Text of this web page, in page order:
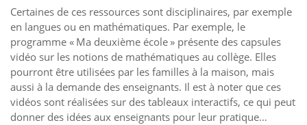
Certaines de ces ressources sont disciplinaires, par exemple
en langues ou en mathématiques. Par exemple, le
programme « Ma deuxième école » présente des capsules
vidéo sur les notions de mathématiques au collège. Elles
pourront être utilisées par les familles à la maison, mais
aussi à la demande des enseignants. Il est à noter que ces
vidéos sont réalisées sur des tableaux interactifs, ce qui peut
donner des idées aux enseignants pour leur pratique…